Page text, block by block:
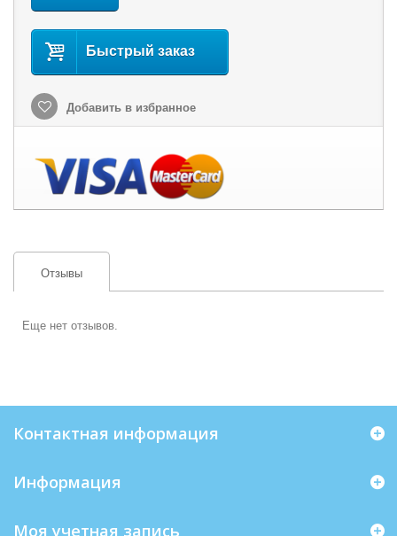
Быстрый заказ
Добавить в избранное
Отзывы
Еще нет отзывов.
Контактная информация
Информация
Моя учетная запись